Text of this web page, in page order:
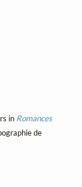
in Romances
de